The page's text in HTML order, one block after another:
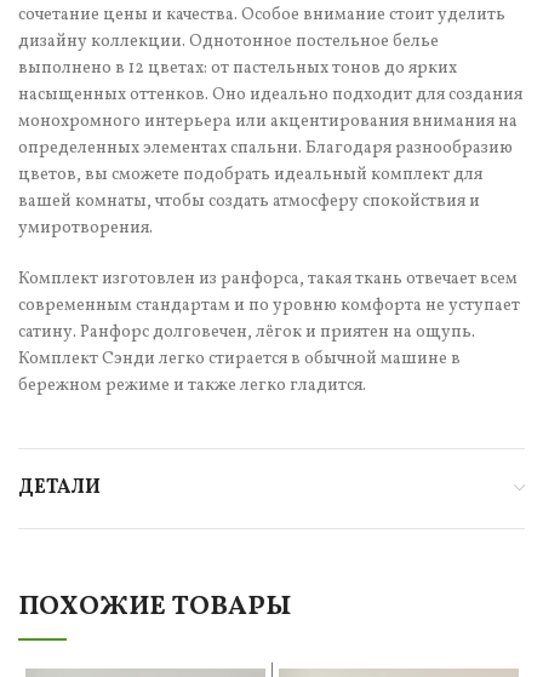
сочетание цены и качества. Особое внимание стоит уделить
дизайну коллекции. Однотонное постельное белье
выполнено в 12 цветах: от пастельных тонов до ярких
насыщенных оттенков. Оно идеально подходит для создания
монохромного интерьера или акцентирования внимания на
определенных элементах спальни. Благодаря разнообразию
цветов, вы сможете подобрать идеальный комплект для
вашей комнаты, чтобы создать атмосферу спокойствия и
умиротворения.
Комплект изготовлен из ранфорса, такая ткань отвечает всем
современным стандартам и по уровню комфорта не уступает
сатину. Ранфорс долговечен, лёгок и приятен на ощупь.
Комплект Сэнди легко стирается в обычной машине в
бережном режиме и также легко гладится.
ДЕТАЛИ
ПОХОЖИЕ ТОВАРЫ